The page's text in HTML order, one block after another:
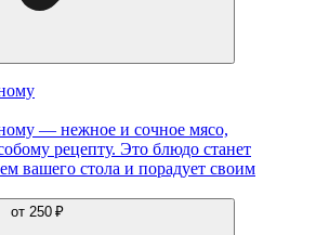
— нежное и сочное мясо,
рецепту. Это блюдо станет
вашего стола и порадует своим
от 250 ₽